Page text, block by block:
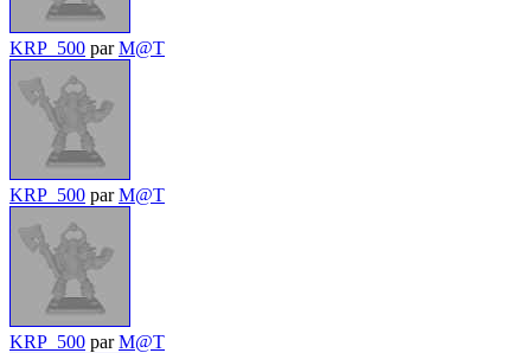
KRP_500 parM@T
KRP_500 parM@T
KRP_500 parM@T